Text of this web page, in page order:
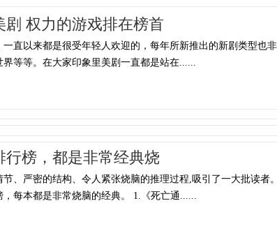
权力的游戏排在榜首
直以来都是很受年轻人欢迎的，每年所新推出的新剧类型也
等等。在大家印象里美剧一直都是站在......
榜，都是非常经典烧
、严密的结构、令人紧张烧脑的推理过程,吸引了一大批读者
每本都是非常烧脑的经典。 1.《死亡通......